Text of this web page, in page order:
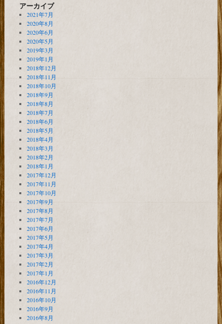
アーカイブ
2021年7月
2020年8月
2020年6月
2020年5月
2019年3月
2019年1月
2018年12月
2018年11月
2018年10月
2018年9月
2018年8月
2018年7月
2018年6月
2018年5月
2018年4月
2018年3月
2018年2月
2018年1月
2017年12月
2017年11月
2017年10月
2017年9月
2017年8月
2017年7月
2017年6月
2017年5月
2017年4月
2017年3月
2017年2月
2017年1月
2016年12月
2016年11月
2016年10月
2016年9月
2016年8月